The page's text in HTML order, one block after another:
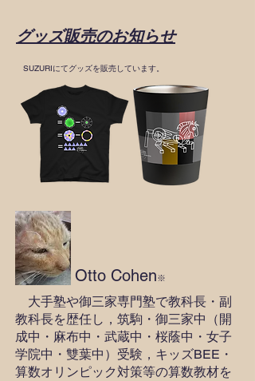
グッズ販売のお知らせ
​SUZURIにてグッズを販売しています。
Otto Cohen※
大手塾や御三家専門塾で教科長・副
教科長を歴任し，筑駒・御三家中（開
成中・麻布中・武蔵中・桜蔭中・女子
学院中・雙葉中）受験，キッズBEE・
算数オリンピック対策等の算数教材を